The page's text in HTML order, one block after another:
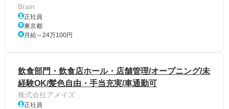
Brain
正社員
東京都
月給～24万100円
飲食部門・飲食店ホール・店舗管理/オープニング/未
経験OK/髪色自由・手当充実/車通勤可
株式会社アメイズ
正社員